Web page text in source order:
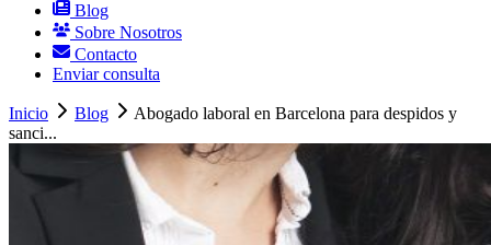
Blog
Sobre Nosotros
Contacto
Enviar consulta
Inicio Blog
Abogado laboral en Barcelona para despidos y
sanci...